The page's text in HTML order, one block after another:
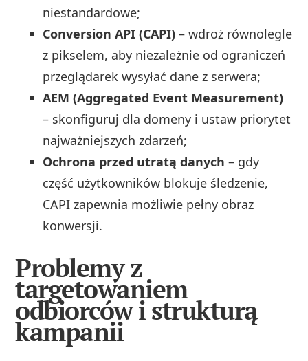
niestandardowe;
Conversion API (CAPI) – wdroż równolegle
z pikselem, aby niezależnie od ograniczeń
przeglądarek wysyłać dane z serwera;
AEM (Aggregated Event Measurement)
– skonfiguruj dla domeny i ustaw priorytet
najważniejszych zdarzeń;
Ochrona przed utratą danych – gdy
część użytkowników blokuje śledzenie,
CAPI zapewnia możliwie pełny obraz
konwersji.
Problemy z
targetowaniem
odbiorców i strukturą
kampanii